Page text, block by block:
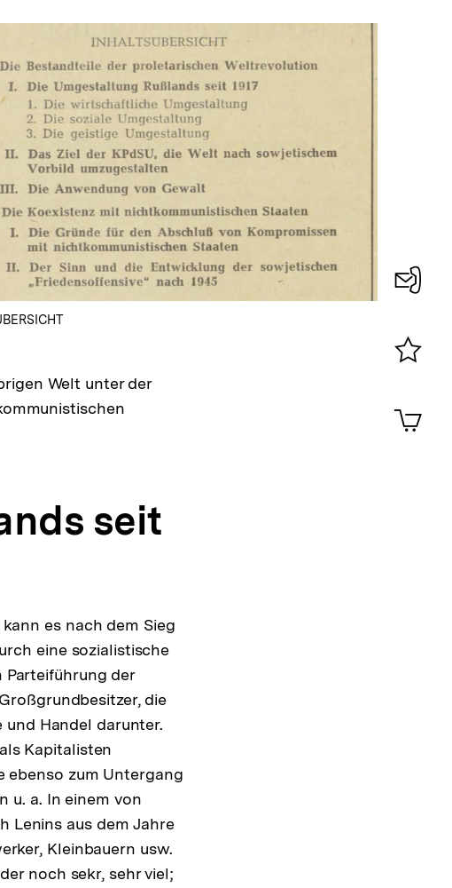
In
Lightbox
öffnen
Welt unter der
seit
es nach dem Sieg
eine sozialistische
Parteiführung der
die
Handel darunter.
Kapitalisten
ebenso zum Untergang
u. a. In einem von
Lenins aus dem Jahre
Kleinbauern usw.
noch sekr, sehr viel;